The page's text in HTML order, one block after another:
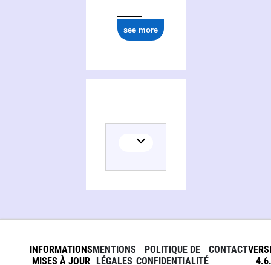
see more
INFORMATIONS
MISES À JOUR
MENTIONS
LÉGALES
POLITIQUE DE
CONFIDENTIALITÉ
CONTACT